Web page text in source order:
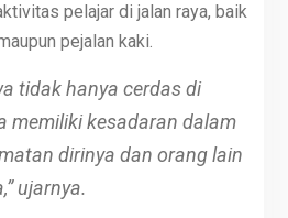
pelajar di jalan raya, baik
pejalan kaki.
tidak hanya cerdas di
memiliki kesadaran dalam
dirinya dan orang lain
ujarnya.